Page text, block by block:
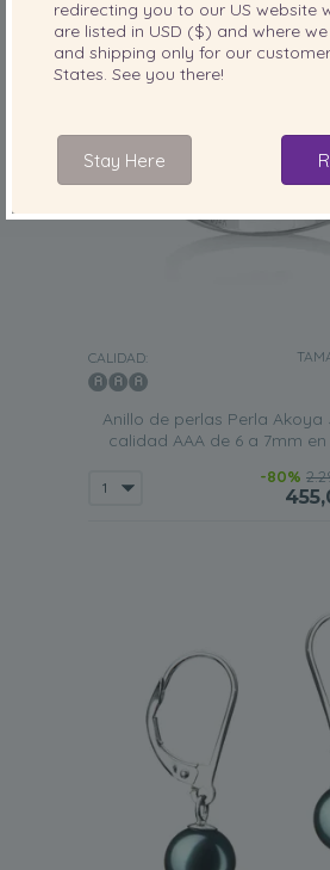
CALIDAD:
Anillo de perlas Perla
calidad AAA de 6 a 7mm
-80%
redirecting you to our US website
are listed in USD ($) and where
and shipping only for our
States. See you there!
Stay Here